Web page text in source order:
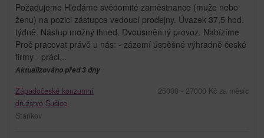
Požadujeme Hledáme svědomité zaměstnance (muže nebo
ženu) na pozici zástupce vedoucí prodejny. Úvazek 37,5 hod.
týdně. Nástup možný ihned. Dvousměnný provoz. Nabízíme
Proč pracovat právě u nás: - zázemí úspěšné výhradně české
firmy - práci...
Aktualizováno před 3 dny
Západočeské konzumní
družstvo Sušice
Staňkov
25000 - 27000 Kč za měsíc